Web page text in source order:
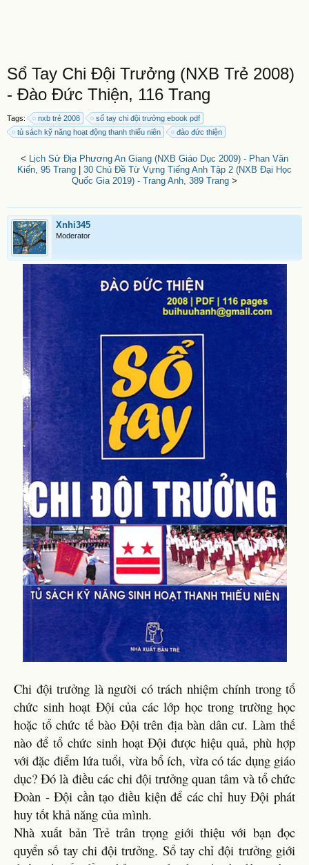
Sổ Tay Chi Đội Trưởng (NXB Trẻ 2008)
- Đào Đức Thiện, 116 Trang
Tags: nxb trẻ 2008
sổ tay chi đội trưởng ebook pdf
tủ sách kỹ năng hoạt động thanh thiếu niên
đào đức thiện
< Lịch Sử Địa Phương An Giang (NXB Giáo Dục 2009) - Phan Văn
Kiến, 95 Trang
30 Chủ Đề Từ Vựng Tiếng Anh Tập 2 (NXB Đại Học
Quốc Gia 2019) - Trang Anh, 389 Trang >
Xnhi345
Moderator
Chi đội trưởng là người có trách nhiệm chính trong tổ
chức sinh hoạt Đội của các lớp học trong trường học
hoặc tổ chức tế bào Đội trên địa bàn dân cư. Làm thế
nào để tổ chức sinh hoạt Đội được hiệu quả, phù hợp
với đặc điểm lứa tuổi, vừa bổ ích, vừa có tác dụng giáo
dục? Đó là điều các chi đội trưởng quan tâm và tổ chức
Đoàn - Đội cần tạo điều kiện để các chỉ huy Đội phát
huy tốt khả năng của mình.
Nhà xuất bản Trẻ trân trọng giới thiệu với bạn đọc
quyển số tay chi đội trưởng. Sổ tay chỉ đội trưởng giới